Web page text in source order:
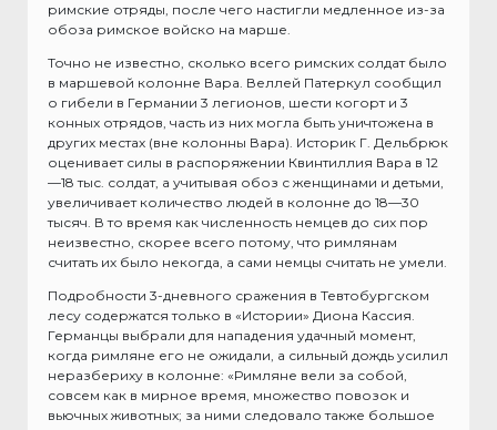
римские отряды, после чего настигли медленное из-за
обоза римское войско на марше.
Точно не известно, сколько всего римских солдат было
в маршевой колонне Вара. Веллей Патеркул сообщил
о гибели в Германии 3 легионов, шести когорт и 3
конных отрядов, часть из них могла быть уничтожена в
других местах (вне колонны Вара). Историк Г. Дельбрюк
оценивает силы в распоряжении Квинтиллия Вара в 12
—18 тыс. солдат, а учитывая обоз с женщинами и детьми,
увеличивает количество людей в колонне до 18—30
тысяч. В то время как численность немцев до сих пор
неизвестно, скорее всего потому, что римлянам
считать их было некогда, а сами немцы считать не умели.
Подробности 3-дневного сражения в Тевтобургском
лесу содержатся только в «Истории» Диона Кассия.
Германцы выбрали для нападения удачный момент,
когда римляне его не ожидали, а сильный дождь усилил
неразбериху в колонне: «Римляне вели за собой,
совсем как в мирное время, множество повозок и
вьючных животных; за ними следовало также большое